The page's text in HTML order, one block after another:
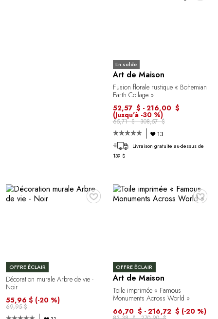
En solde
Art de Maison
Fusion florale rustique « Bohemian
Earth Collage »
52,57 $ - 216,00 $
(Jusqu'à -30 %)
65,71 $ - 308,57 $
13
Livraison gratuite au-dessus de
139 $
♥
OFFRE ÉCLAIR
Décoration murale Arbre de vie -
Noir
55,96 $ (-20 %)
69,95 $
♥
OFFRE ÉCLAIR
Art de Maison
Toile imprimée « Famous
Monuments Across World »
66,70 $ - 216,72 $ (-20 %)